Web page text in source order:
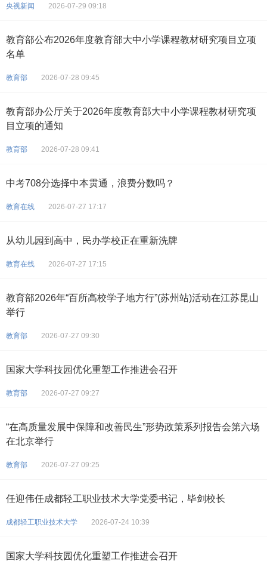
央视新闻 2026-07-29 09:18
教育部公布2026年度教育部大中小学课程教材研究项目立项
名单
教育部 2026-07-28 09:45
教育部办公厅关于2026年度教育部大中小学课程教材研究项
目立项的通知
教育部 2026-07-28 09:41
中考708分选择中本贯通，浪费分数吗？
教育在线 2026-07-27 17:17
从幼儿园到高中，民办学校正在重新洗牌
教育在线 2026-07-27 17:15
教育部2026年“百所高校学子地方行”(苏州站)活动在江苏昆山
举行
教育部 2026-07-27 09:30
国家大学科技园优化重塑工作推进会召开
教育部 2026-07-27 09:27
“在高质量发展中保障和改善民生”形势政策系列报告会第六场
在北京举行
教育部 2026-07-27 09:25
任迎伟任成都轻工职业技术大学党委书记，毕剑校长
成都轻工职业技术大学 2026-07-24 10:39
国家大学科技园优化重塑工作推进会召开